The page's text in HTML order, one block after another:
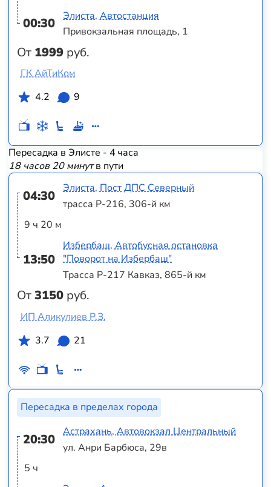
00:30
От 1999 руб.
Элиста, Автостанция
Привокзальная площадь, 1
ГК АйТиКом
4.2
9
Пересадка в Элисте - 4 часа
18 часов 20 минутв пути
04:30
9 ч 20 м
13:50
От3150 руб.
Элиста, Пост ДПС Северный
трасса Р-216, 306-й км
Избербаш, Автобусная остановка
"Поворот на Избербаш"
Трасса Р-217 Кавказ, 865-й км
ИП Аликулиев Р.З.
3.7
21
Пересадка в пределах города
20:30
5 ч
Астрахань, Автовокзал Центральный
ул. Анри Барбюса, 29в